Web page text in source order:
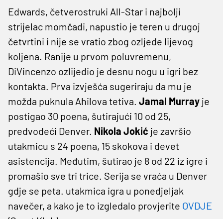
Edwards, četverostruki All-Star i najbolji
strijelac momčadi, napustio je teren u drugoj
četvrtini i nije se vratio zbog ozljede lijevog
koljena. Ranije u prvom poluvremenu,
DiVincenzo ozlijedio je desnu nogu u igri bez
kontakta. Prva izvješća sugeriraju da mu je
možda puknula Ahilova tetiva. Jamal Murray je
postigao 30 poena, šutirajući 10 od 25,
predvodeći Denver. Nikola Jokić je završio
utakmicu s 24 poena, 15 skokova i devet
asistencija. Međutim, šutirao je 8 od 22 iz igre i
promašio sve tri trice. Serija se vraća u Denver
gdje se peta. utakmica igra u ponedjeljak
navečer, a kako je to izgledalo provjerite OVDJE